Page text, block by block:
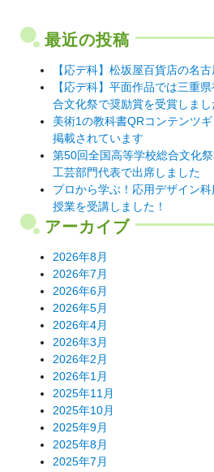
ー
シ
ョ
ン
最近の投稿
【応デ科】松坂屋百貨店の名
【応デ科】平面作品では三重
合文化祭で奨励賞を受賞しまし
美術1の教科書QRコンテンツ
掲載されています
第50回全国高等学校総合文化
工芸部門代表で出席しました
プロから学ぶ！応用デザイン
授業を受講しました！
アーカイブ
2026年8月
2026年7月
2026年6月
2026年5月
2026年4月
2026年3月
2026年2月
2026年1月
2025年11月
2025年10月
2025年9月
2025年8月
2025年7月